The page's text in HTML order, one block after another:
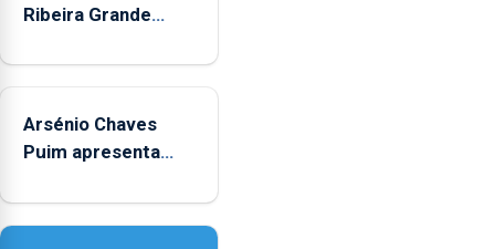
Ribeira Grande
"Museus no Verão"
Arsénio Chaves
Puim apresenta
de Vila do Porto